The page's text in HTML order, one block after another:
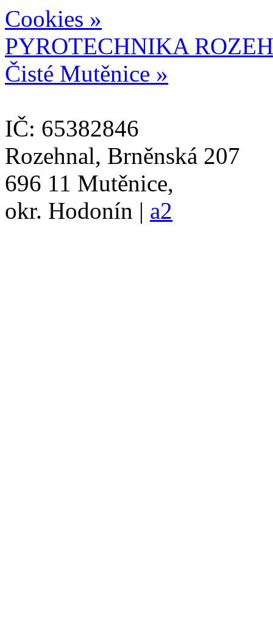
Cookies »
PYROTECHNIKA
Čisté Mutěnice »
IČ: 65382846
Rozehnal, Brněnská 207
696 11 Mutěnice,
okr. Hodonín | a2